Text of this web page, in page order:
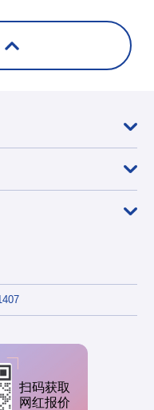
扫码获取
网红报价